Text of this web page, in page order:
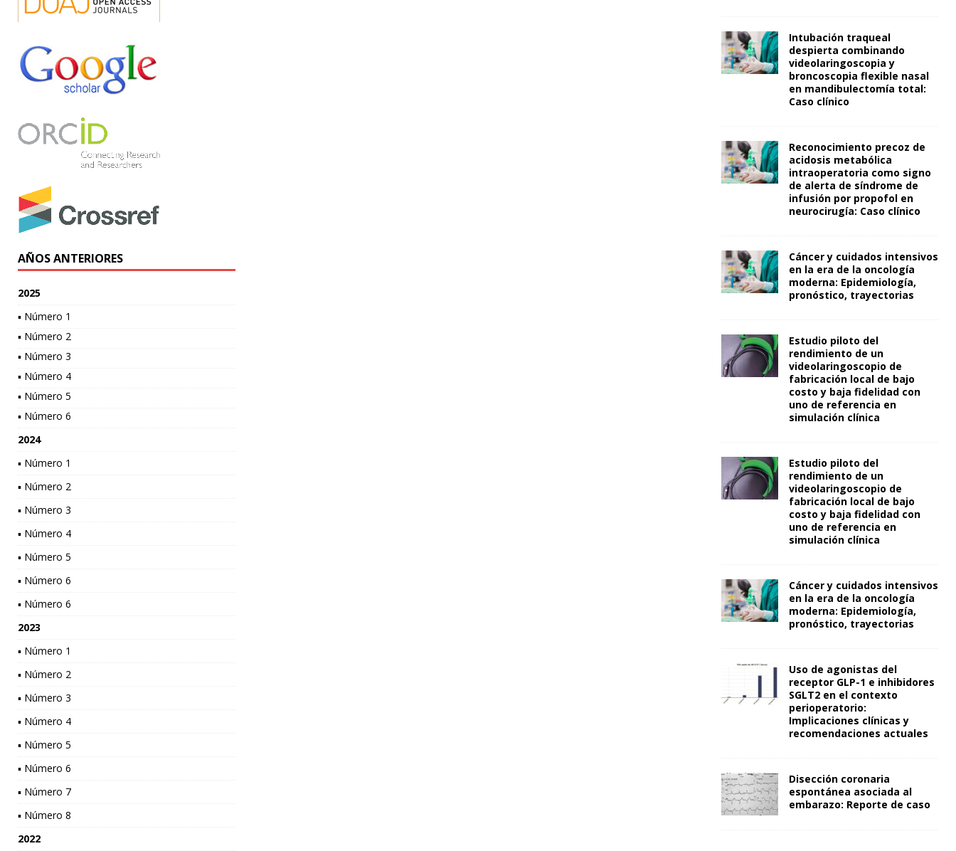
AÑOS ANTERIORES
2025
▪ Número 1
▪ Número 2
▪ Número 3
▪ Número 4
▪ Número 5
▪ Número 6
2024
▪ Número 1
▪ Número 2
▪ Número 3
▪ Número 4
▪ Número 5
▪ Número 6
▪ Número 6
2023
▪ Número 1
▪ Número 2
▪ Número 3
▪ Número 4
▪ Número 5
▪ Número 6
▪ Número 7
▪ Número 8
2022
Intubación traqueal
despierta combinando
videolaringoscopia y
broncoscopia flexible nasal
en mandibulectomía total:
Caso clínico
Reconocimiento precoz de
acidosis metabólica
intraoperatoria como signo
de alerta de síndrome de
infusión por propofol en
neurocirugía: Caso clínico
Cáncer y cuidados intensivos
en la era de la oncología
moderna: Epidemiología,
pronóstico, trayectorias
Estudio piloto del
rendimiento de un
videolaringoscopio de
fabricación local de bajo
costo y baja fidelidad con
uno de referencia en
simulación clínica
Estudio piloto del
rendimiento de un
videolaringoscopio de
fabricación local de bajo
costo y baja fidelidad con
uno de referencia en
simulación clínica
Cáncer y cuidados intensivos
en la era de la oncología
moderna: Epidemiología,
pronóstico, trayectorias
Uso de agonistas del
receptor GLP-1 e inhibidores
SGLT2 en el contexto
perioperatorio:
Implicaciones clínicas y
recomendaciones actuales
Disección coronaria
espontánea asociada al
embarazo: Reporte de caso